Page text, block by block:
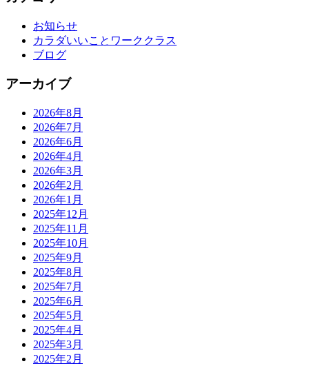
お知らせ
カラダいいことワーククラス
ブログ
アーカイブ
2026年8月
2026年7月
2026年6月
2026年4月
2026年3月
2026年2月
2026年1月
2025年12月
2025年11月
2025年10月
2025年9月
2025年8月
2025年7月
2025年6月
2025年5月
2025年4月
2025年3月
2025年2月